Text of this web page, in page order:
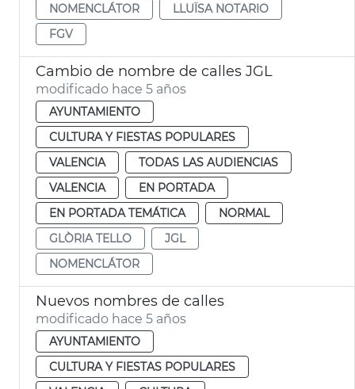
NOMENCLÁTOR
LLUÏSA NOTARIO
FGV
Cambio de nombre de calles JGL
modificado hace 5 años
AYUNTAMIENTO
CULTURA Y FIESTAS POPULARES
VALENCIA
TODAS LAS AUDIENCIAS
VALENCIA
EN PORTADA
EN PORTADA TEMÁTICA
NORMAL
GLÒRIA TELLO
JGL
NOMENCLÁTOR
Nuevos nombres de calles
modificado hace 5 años
AYUNTAMIENTO
CULTURA Y FIESTAS POPULARES